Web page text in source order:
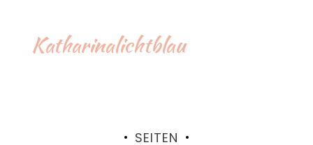
Katharinalichtblau
SEITEN